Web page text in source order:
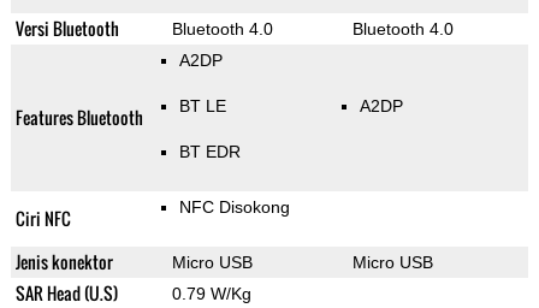
Versi Bluetooth Bluetooth 4.0 Bluetooth 4.0
Features Bluetooth
A2DP
BT LE
BT EDR
A2DP
Ciri NFC NFC Disokong
Jenis konektor Micro USB Micro USB
SAR Head (U.S) 0.79 W/Kg